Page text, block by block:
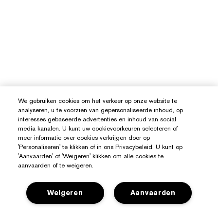
Hulp Nodig?
Mijn bestelling volgen
We gebruiken cookies om het verkeer op onze website te
analyseren, u te voorzien van gepersonaliseerde inhoud, op
interesses gebaseerde advertenties en inhoud van social
media kanalen. U kunt uw cookievoorkeuren selecteren of
meer informatie over cookies verkrijgen door op
'Personaliseren' te klikken of in ons Privacybeleid. U kunt op
'Aanvaarden' of 'Weigeren' klikken om alle cookies te
aanvaarden of te weigeren.
Aanvaarden
Weigeren